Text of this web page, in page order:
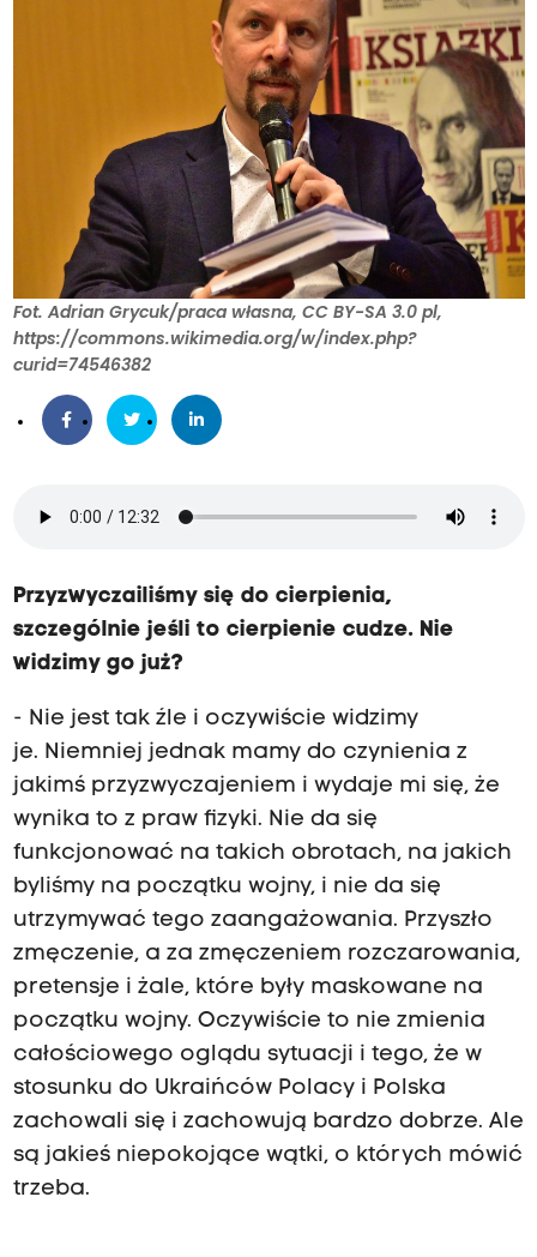
Fot. Adrian Grycuk/praca własna, CC BY-SA 3.0 pl,
https://commons.wikimedia.org/w/index.php?
curid=74546382
Przyzwyczailiśmy się do cierpienia,
szczególnie jeśli to cierpienie cudze. Nie
widzimy go już?
- Nie jest tak źle i oczywiście widzimy
je. Niemniej jednak mamy do czynienia z
jakimś przyzwyczajeniem i wydaje mi się, że
wynika to z praw fizyki. Nie da się
funkcjonować na takich obrotach, na jakich
byliśmy na początku wojny, i nie da się
utrzymywać tego zaangażowania. Przyszło
zmęczenie, a za zmęczeniem rozczarowania,
pretensje i żale, które były maskowane na
początku wojny. Oczywiście to nie zmienia
całościowego oglądu sytuacji i tego, że w
stosunku do Ukraińców Polacy i Polska
zachowali się i zachowują bardzo dobrze. Ale
są jakieś niepokojące wątki, o których mówić
trzeba.